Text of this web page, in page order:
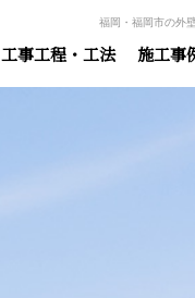
福岡・福岡市の外
工事工程・工法 施工事